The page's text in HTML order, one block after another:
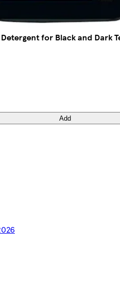
for Black and Dark
Add